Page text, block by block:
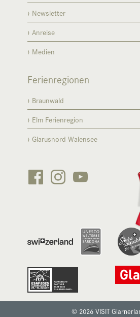
Newsletter
Anreise
Medien
Ferienregionen
Braunwald
Elm Ferienregion
Glarusnord Walensee

 
© 2026 VISIT